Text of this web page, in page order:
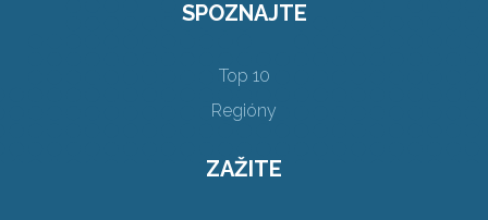
SPOZNAJTE
Top 10
Regióny
ZAŽITE